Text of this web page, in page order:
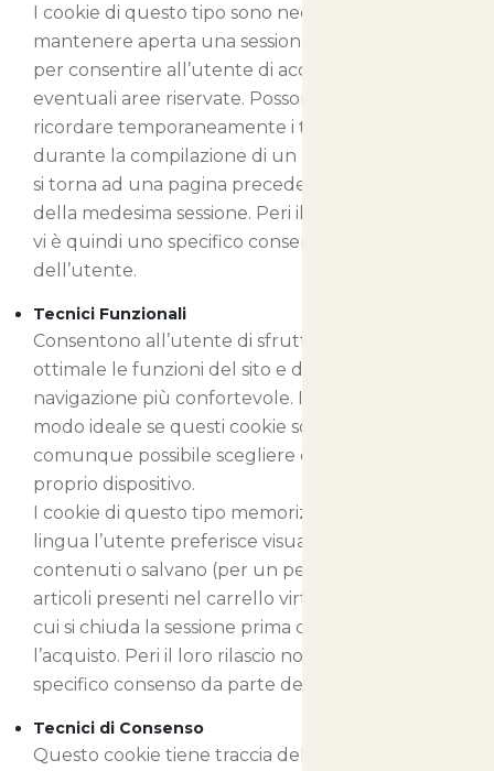
I cookie di questo tipo sono necessari per
mantenere aperta una sessione di navigazione o
per consentire all’utente di accedere ad
eventuali aree riservate. Possono inoltre
ricordare temporaneamente i testi inseriti
durante la compilazione di un modulo, quando
si torna ad una pagina precedente nel corso
della medesima sessione. Peri il loro rilascio non
vi è quindi uno specifico consenso da parte
dell’utente.
Tecnici Funzionali
Consentono all’utente di sfruttare in maniera
ottimale le funzioni del sito e di fruire di una
navigazione più confortevole. Il sito funziona in
modo ideale se questi cookie sono abilitati, ma è
comunque possibile scegliere di non attivarli sul
proprio dispositivo.
I cookie di questo tipo memorizzano in quale
lingua l’utente preferisce visualizzare i nostri
contenuti o salvano (per un periodo limitato) gli
articoli presenti nel carrello virtuale nel caso in
cui si chiuda la sessione prima di aver ultimato
l’acquisto. Peri il loro rilascio non vi è quindi uno
specifico consenso da parte dell’utente.
Tecnici di Consenso
Questo cookie tiene traccia del consenso